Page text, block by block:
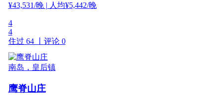
¥43,531/晚| 人均¥5,442/晚
4
4
住过 64 丨 评论 0
南岛，皇后镇
鹰脊山庄